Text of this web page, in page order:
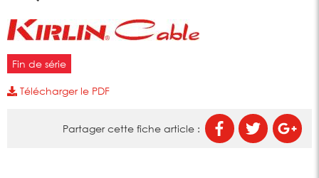
Fin de série
Télécharger le PDF
Partager cette fiche article :